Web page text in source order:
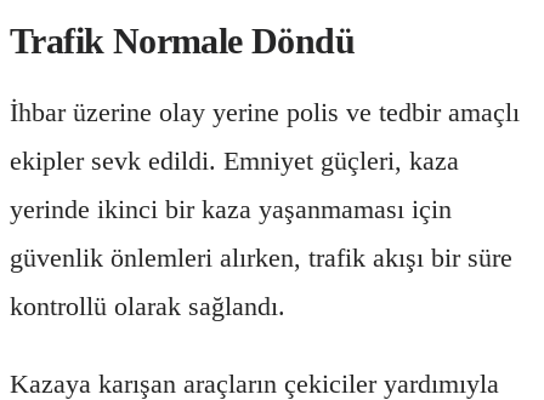
Trafik Normale Döndü
İhbar üzerine olay yerine polis ve tedbir amaçlı
ekipler sevk edildi. Emniyet güçleri, kaza
yerinde ikinci bir kaza yaşanmaması için
güvenlik önlemleri alırken, trafik akışı bir süre
kontrollü olarak sağlandı.
Kazaya karışan araçların çekiciler yardımıyla